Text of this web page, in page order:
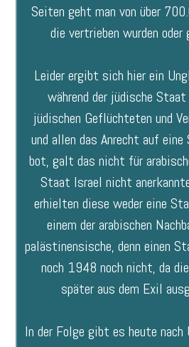
Seiten geht man von über
die vertrieben wurden
Leider ergibt sich hier ein
während der jüdische
jüdischen Geflüchteten und
und allen das Anrecht auf
bot, galt das nicht für
Staat Israel nicht
erhielten diese weder eine
einem der arabischen
palästinensische, denn einen
noch 1948 noch nicht, da
später aus dem Exil
In der Folge gibt es heute